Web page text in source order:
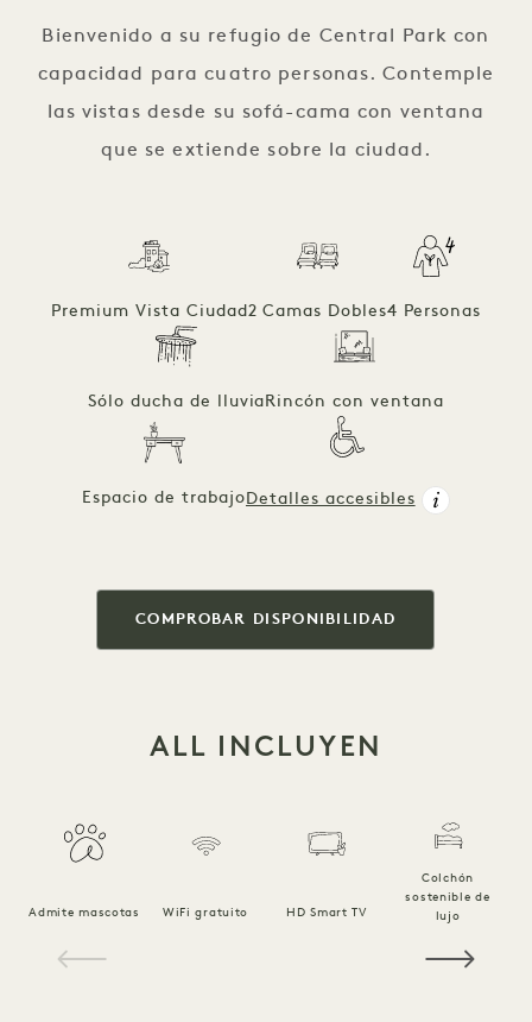
Bienvenido a su refugio de Central Park con
capacidad para cuatro personas. Contemple
las vistas desde su sofá-cama con ventana
que se extiende sobre la ciudad.
Premium Vista Ciudad2 Camas Dobles4 Personas
Sólo ducha de lluviaRincón con ventana
Espacio de trabajoDetalles accesibles
COMPROBAR DISPONIBILIDAD
ALL INCLUYEN
Admite mascotas WiFi gratuito HD Smart TV
Colchón
sostenible de
lujo